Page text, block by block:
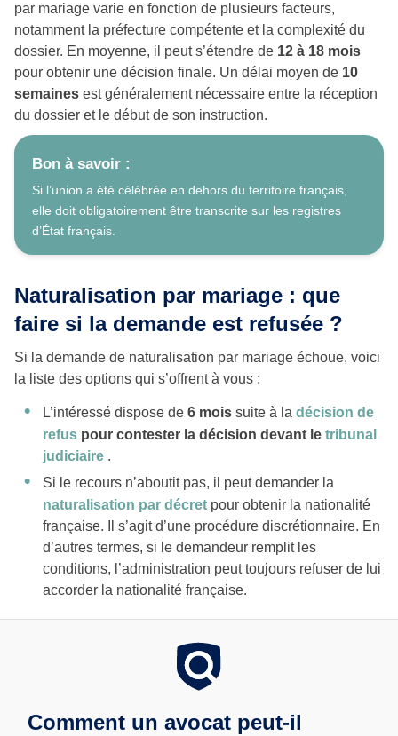
par mariage varie en fonction de plusieurs facteurs,
notamment la préfecture compétente et la complexité du
dossier. En moyenne, il peut s’étendre de 12 à 18 mois
pour obtenir une décision finale. Un délai moyen de 10
semaines est généralement nécessaire entre la réception
du dossier et le début de son instruction.
Bon à savoir :
Si l’union a été célébrée en dehors du territoire français,
elle doit obligatoirement être transcrite sur les registres
d’État français.
Naturalisation par mariage : que
faire si la demande est refusée ?
Si la demande de naturalisation par mariage échoue, voici
la liste des options qui s’offrent à vous :
L’intéressé dispose de 6 mois suite à la décision de
refus pour contester la décision devant le tribunal
judiciaire .
Si le recours n’aboutit pas, il peut demander la
naturalisation par décret pour obtenir la nationalité
française. Il s’agit d’une procédure discrétionnaire. En
d’autres termes, si le demandeur remplit les
conditions, l’administration peut toujours refuser de lui
accorder la nationalité française.
Comment un avocat peut-il